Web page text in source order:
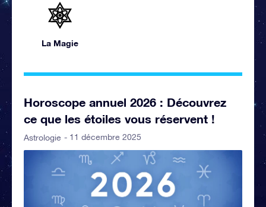
La Magie
Horoscope annuel 2026 : Découvrez
ce que les étoiles vous réservent !
Astrologie - 11 décembre 2025